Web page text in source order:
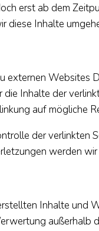
erst ab dem
diese Inhalte
externen Websites
die Inhalte der
auf mögliche
der verlinkten
werden
Inhalte und
außerhalb